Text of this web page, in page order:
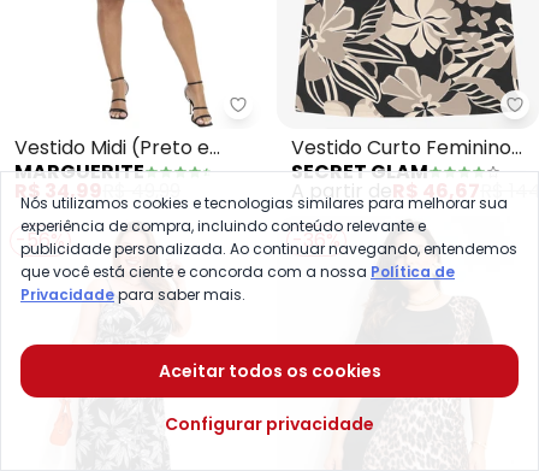
Marguerite - Vestido Midi
Vestido Midi (Preto e
Vermelho) Plus Size
MARGUERITE
R$ 34,99
Vestido Curto Feminino
(Preto)
SECRET GLAM
R$ 46,67
-56%
-36%
Nós utilizamos cookies e tecnologias similares para melhorar sua
experiência de compra, incluindo conteúdo relevante e
publicidade personalizada. Ao continuar navegando, entendemos
que você está ciente e concorda com a nossa Política de
Privacidadepara saber mais.
Aceitar todos os cookies
Configurar privacidade